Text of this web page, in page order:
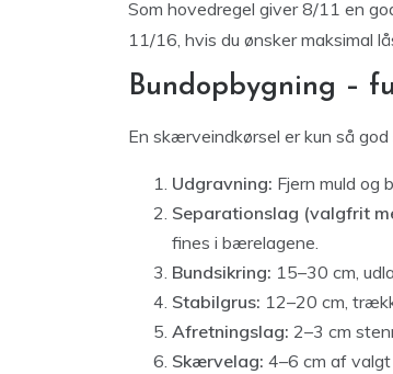
Som hovedregel giver 8/11 en
11/16, hvis du ønsker maksimal
Bundopbygning –
En skærveindkørsel er kun så
Udgravning: Fjern muld og
Separationslag (valgfrit
fines i bærelagene.
Bundsikring: 15–30 cm,
Stabilgrus: 12–20 cm,
Afretningslag: 2–3 cm
Skærvelag: 4–6 cm af